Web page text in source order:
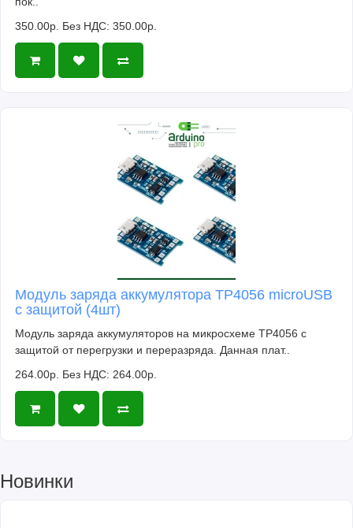
350.00р. Без НДС: 350.00р.
Модуль заряда аккумулятора TP4056 microUSB
с защитой (4шт)
Модуль заряда аккумуляторов на микросхеме TP4056 с
защитой от перегрузки и переразряда. Данная плат..
264.00р. Без НДС: 264.00р.
Новинки